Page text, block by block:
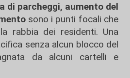
di parcheggi, aumento del
sono i punti focali che
rabbia dei residenti. Una
senza alcun blocco del
da alcuni cartelli e